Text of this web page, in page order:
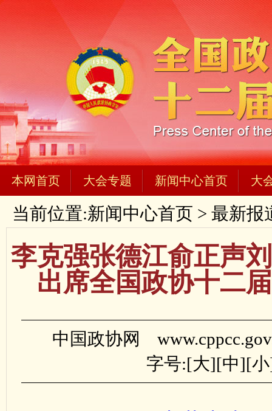
本网首页 大会专题 新闻中心首页 大
当前位置:新闻中心首页 > 最新报
李克强张德江俞正声
出席全国政协十二
中国政协网
字号:[大][中][小